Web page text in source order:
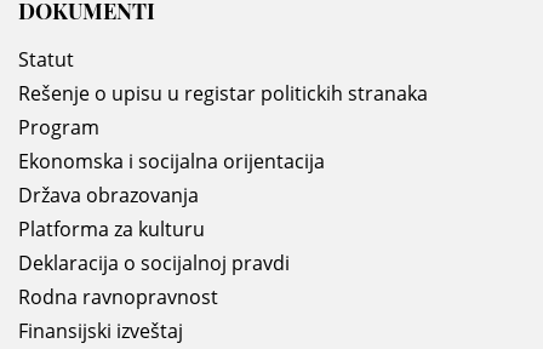
DOKUMENTI
Statut
Rešenje o upisu u registar politickih stranaka
Program
Ekonomska i socijalna orijentacija
Država obrazovanja
Platforma za kulturu
Deklaracija o socijalnoj pravdi
Rodna ravnopravnost
Finansijski izveštaj